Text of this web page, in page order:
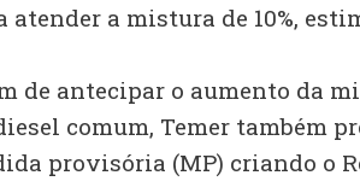
atender a mistura de 10%,
de antecipar o aumento da
comum, Temer também
provisória (MP) criando o